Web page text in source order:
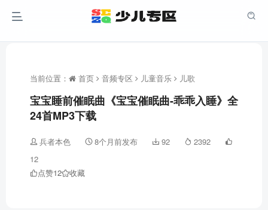
当前位置： 首页 音频专区 儿童音乐 儿歌
宝宝睡前催眠曲《宝宝催眠曲-乖乖入睡》全
24首MP3下载
兵者本色 8个月前发布 92
2392
12
点赞12 收藏